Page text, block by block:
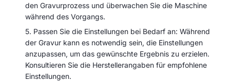
den Gravurprozess und überwachen Sie die Maschine
während des Vorgangs.
Passen Sie die Einstellungen bei Bedarf an: Während
der Gravur kann es notwendig sein, die Einstellungen
anzupassen, um das gewünschte Ergebnis zu erzielen.
Konsultieren Sie die Herstellerangaben für empfohlene
Einstellungen.